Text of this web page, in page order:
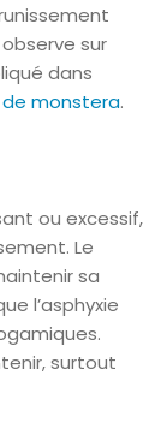
sur
dans
de monstera.
ou excessif,
Le
sa
l’asphyxie
surtout